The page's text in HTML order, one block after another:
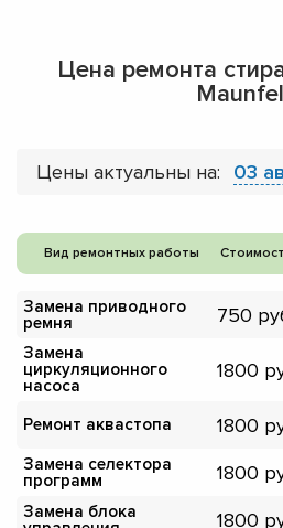
Цена ремонта
Цены актуальны на: 03
Вид ремонтных работы
Замена приводного
ремня
750
Замена
циркуляционного
насоса
1800
Ремонт аквастопа 1800
Замена селектора
программ
1800
Замена блока
1800